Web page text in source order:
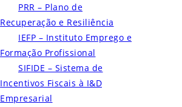
PRR – Plano de
Recuperação e Resiliência
IEFP – Instituto Emprego e
Formação Profissional
SIFIDE – Sistema de
Incentivos Fiscais à I&D
Empresarial